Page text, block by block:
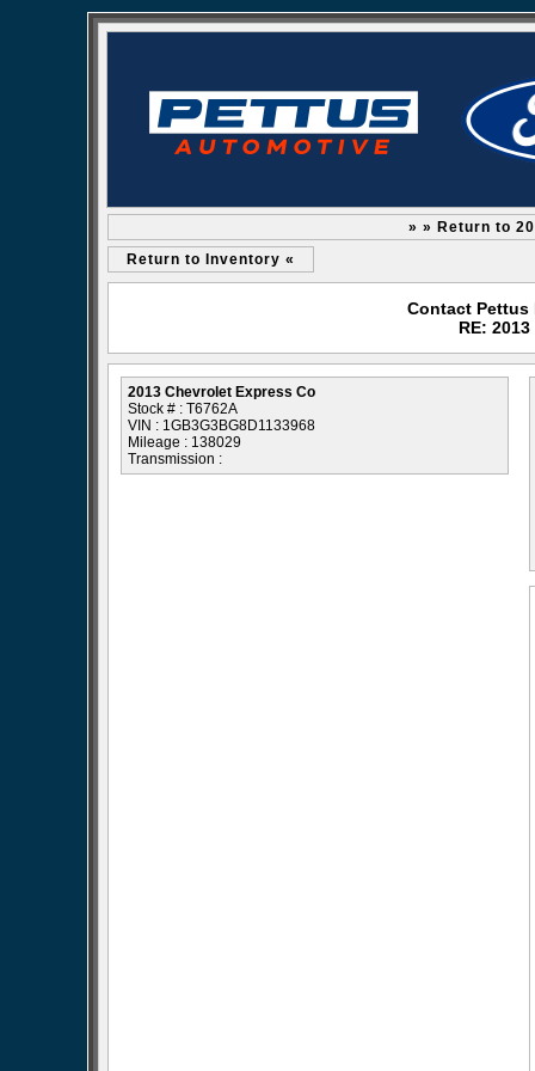
» » Return to
Return to Inventory «
Contact Pettus
RE:
2013 Chevrolet Express Co
Stock # : T6762A
VIN : 1GB3G3BG8D1133968
Mileage : 138029
Transmission :